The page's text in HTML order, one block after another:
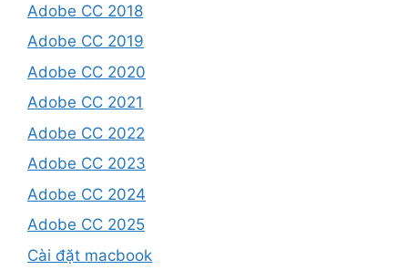
Adobe CC 2018
Adobe CC 2019
Adobe CC 2020
Adobe CC 2021
Adobe CC 2022
Adobe CC 2023
Adobe CC 2024
Adobe CC 2025
Cài đặt macbook